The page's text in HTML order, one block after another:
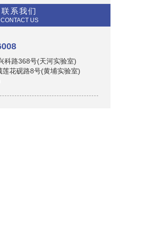
联系我们
CONTACT US
科路368号(天河实验室)
莲花砚路8号(黄埔实验室)